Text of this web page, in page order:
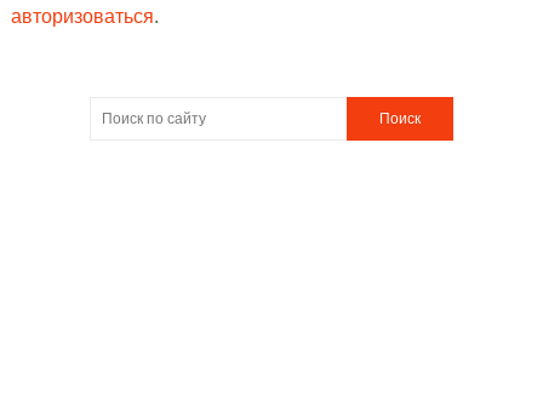
авторизоваться.